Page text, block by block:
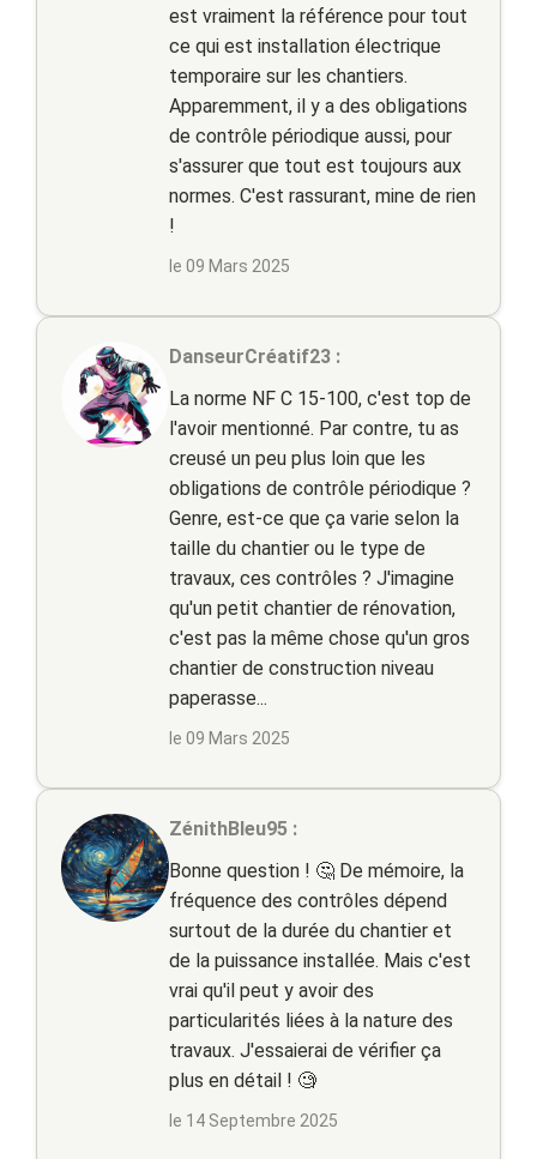
est vraiment la référence pour tout
ce qui est installation électrique
temporaire sur les chantiers.
Apparemment, il y a des obligations
de contrôle périodique aussi, pour
s'assurer que tout est toujours aux
normes. C'est rassurant, mine de rien
!
le 09 Mars 2025
DanseurCréatif23 :
La norme NF C 15-100, c'est top de
l'avoir mentionné. Par contre, tu as
creusé un peu plus loin que les
obligations de contrôle périodique ?
Genre, est-ce que ça varie selon la
taille du chantier ou le type de
travaux, ces contrôles ? J'imagine
qu'un petit chantier de rénovation,
c'est pas la même chose qu'un gros
chantier de construction niveau
paperasse...
le 09 Mars 2025
ZénithBleu95 :
Bonne question ! 🤔 De mémoire, la
fréquence des contrôles dépend
surtout de la durée du chantier et
de la puissance installée. Mais c'est
vrai qu'il peut y avoir des
particularités liées à la nature des
travaux. J'essaierai de vérifier ça
plus en détail ! 🧐
le 14 Septembre 2025